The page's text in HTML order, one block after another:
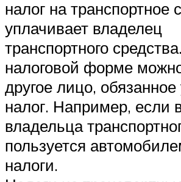
налог на транспортное
уплачивает владелец
транспортного
налоговой форме
другое лицо,
налог. Например, если
владельца
пользуется
налоги.